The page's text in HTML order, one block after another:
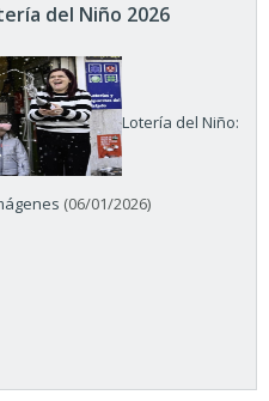
del Niño 2026
Lotería del Niño:
(06/01/2026)